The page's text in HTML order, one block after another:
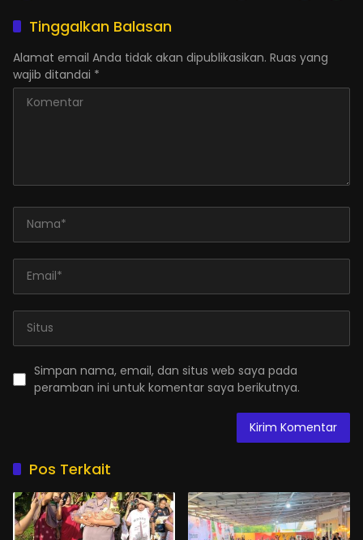
Tinggalkan Balasan
Alamat email Anda tidak akan dipublikasikan. Ruas yang
wajib ditandai *
Simpan nama, email, dan situs web saya pada
peramban ini untuk komentar saya berikutnya.
Pos Terkait